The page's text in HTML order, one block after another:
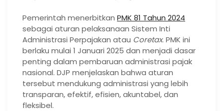
Pemerintah menerbitkan PMK 81 Tahun 2024
sebagai aturan pelaksanaan Sistem Inti
Administrasi Perpajakan atau Coretax. PMK ini
berlaku mulai 1 Januari 2025 dan menjadi dasar
penting dalam pembaruan administrasi pajak
nasional. DJP menjelaskan bahwa aturan
tersebut mendukung administrasi yang lebih
transparan, efektif, efisien, akuntabel, dan
fleksibel.